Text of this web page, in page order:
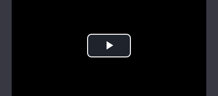
Play